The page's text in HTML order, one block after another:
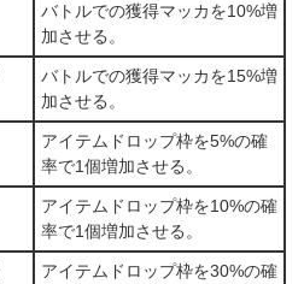
バトルでの獲得マッカを10%増
加させる。
バトルでの獲得マッカを15%増
加させる。
アイテムドロップ枠を5%の確
率で1個増加させる。
アイテムドロップ枠を10%の確
率で1個増加させる。
アイテムドロップ枠を30%の確